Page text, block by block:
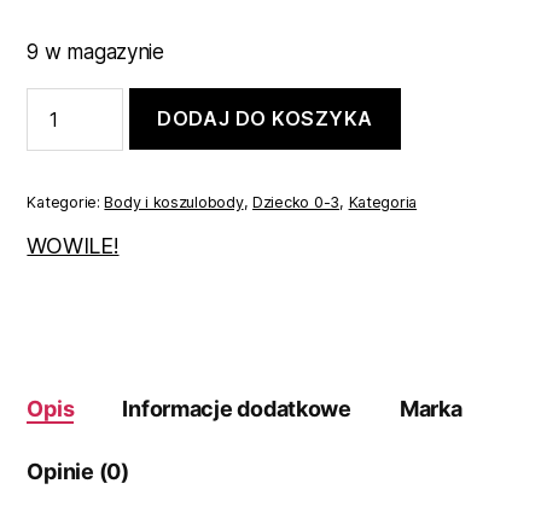
9 w magazynie
Body
białe
dziewczynki
DODAJ DO KOSZYKA
Kategorie:Body i koszulobody,Dziecko 0-3, Kategoria
WOWILE!
Opis Informacje dodatkowe Marka
Opinie (0)